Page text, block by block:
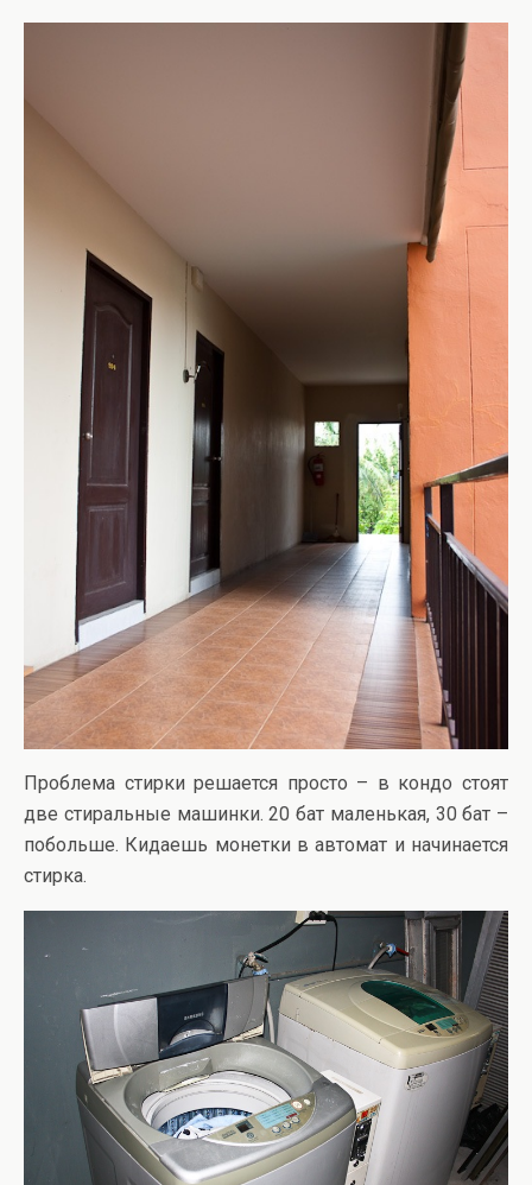
Проблема стирки решается просто – в кондо стоят
две стиральные машинки. 20 бат маленькая, 30 бат –
побольше. Кидаешь монетки в автомат и начинается
стирка.